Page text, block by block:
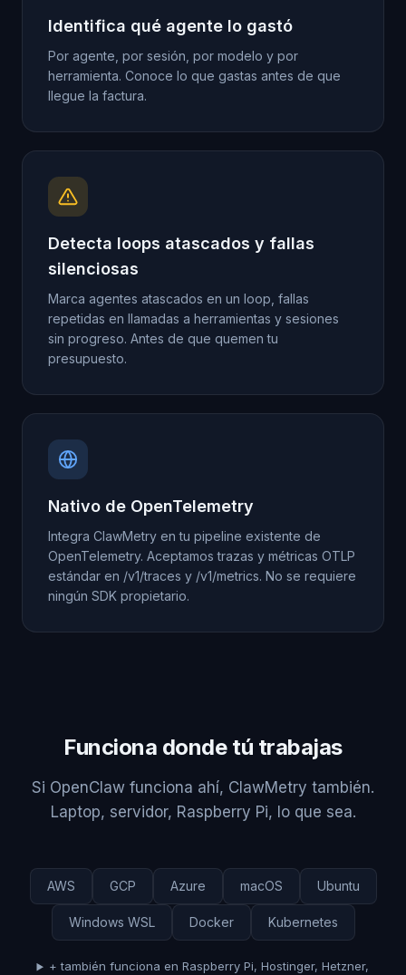
Identifica qué agente lo gastó
Por agente, por sesión, por modelo y por
herramienta. Conoce lo que gastas antes de que
llegue la factura.
Detecta loops atascados y fallas
silenciosas
Marca agentes atascados en un loop, fallas
repetidas en llamadas a herramientas y sesiones
sin progreso. Antes de que quemen tu
presupuesto.
Nativo de OpenTelemetry
Integra ClawMetry en tu pipeline existente de
OpenTelemetry. Aceptamos trazas y métricas OTLP
estándar en /v1/traces y /v1/metrics. No se requiere
ningún SDK propietario.
Funciona donde tú trabajas
Si OpenClaw funciona ahí, ClawMetry también.
Laptop, servidor, Raspberry Pi, lo que sea.
AWS GCP Azure macOS Ubuntu
Windows WSL Docker Kubernetes
+ también funciona en Raspberry Pi, Hostinger, Hetzner,